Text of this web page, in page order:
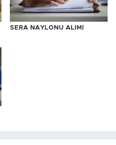
SERA NAYLONU ALIMI